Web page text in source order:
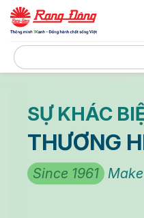
SỰ KHÁC
THƯƠNG
Since 1961